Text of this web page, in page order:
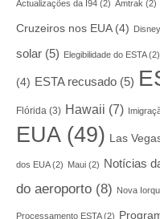
Actualizações da I94 (2) Amtrak (2)
Cruzeiros nos EUA(4) Disney
solar (5) Elegibilidade do ESTA(2)
(4) ESTA recusado (5)
Flórida (3) Hawaii (7)
EUA(49) Las
dos EUA(2) Maui (2) Notícias
do aeroporto (8) Nova
Processamento ESTA(2)